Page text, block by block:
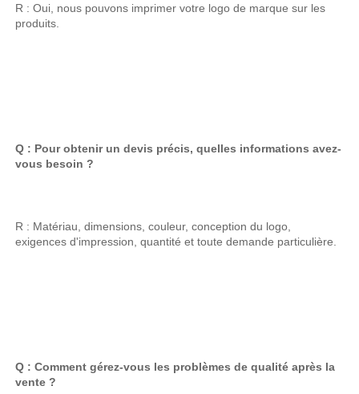
R : Oui, nous pouvons imprimer votre logo de marque sur les
produits.
Q : Pour obtenir un devis précis, quelles informations avez-
vous besoin ?
R : Matériau, dimensions, couleur, conception du logo,
exigences d'impression, quantité et toute demande particulière.
Q : Comment gérez-vous les problèmes de qualité après la
vente ?